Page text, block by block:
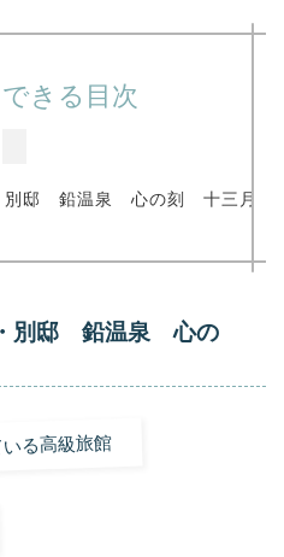
きる目次
別邸 鉛温泉 心の刻 十三月
別邸 鉛温泉 心の
る高級旅館